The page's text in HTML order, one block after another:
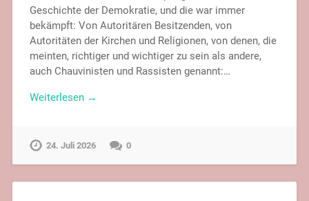
Geschichte der Demokratie, und die war immer
bekämpft: Von Autoritären Besitzenden, von
Autoritäten der Kirchen und Religionen, von denen, die
meinten, richtiger und wichtiger zu sein als andere,
auch Chauvinisten und Rassisten genannt:…
Weiterlesen →
24. Juli 2026 0